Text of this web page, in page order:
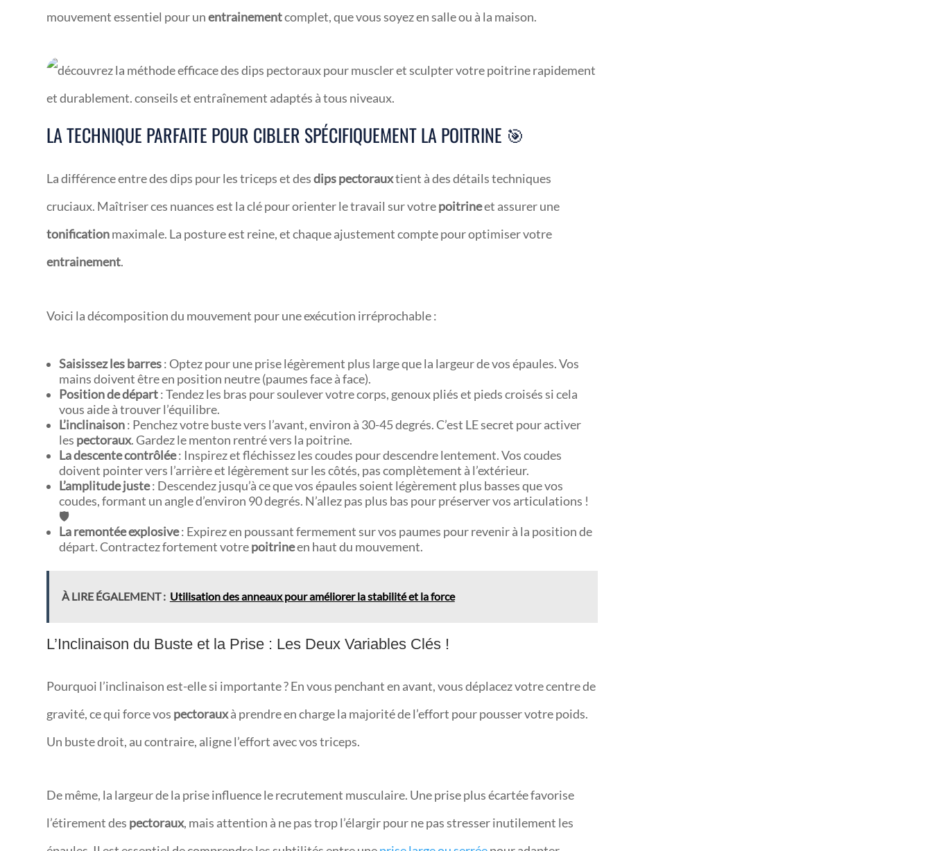
mouvement essentiel pour unentrainementcomplet, que vous soyez en salle ou à la maison.
LA TECHNIQUE PARFAITE POUR CIBLER SPÉCIFIQUEMENT LA POITRINE 🎯
La différence entre des dips pour les triceps et desdips pectorauxtient à des détails techniques
cruciaux. Maîtriser ces nuances est la clé pour orienter le travail sur votrepoitrineet assurer une
tonificationmaximale. La posture est reine, et chaque ajustement compte pour optimiser votre
entrainement.
Voici la décomposition du mouvement pour une exécution irréprochable :
Saisissez les barres: Optez pour une prise légèrement plus large que la largeur de vos épaules. Vos
mains doivent être en position neutre (paumes face à face).
Position de départ: Tendez les bras pour soulever votre corps, genoux pliés et pieds croisés si cela
vous aide à trouver l’équilibre.
L’inclinaison: Penchez votre buste vers l’avant, environ à 30-45 degrés. C’est LE secret pour activer
les pectoraux. Gardez le menton rentré vers la poitrine.
La descente contrôlée: Inspirez et fléchissez les coudes pour descendre lentement. Vos coudes
doivent pointer vers l’arrière et légèrement sur les côtés, pas complètement à l’extérieur.
L’amplitude juste: Descendez jusqu’à ce que vos épaules soient légèrement plus basses que vos
coudes, formant un angle d’environ 90 degrés. N’allez pas plus bas pour préserver vos articulations !
🛡️
La remontée explosive: Expirez en poussant fermement sur vos paumes pour revenir à la position de
départ. Contractez fortement votrepoitrineen haut du mouvement.
À LIRE ÉGALEMENT : Utilisation des anneaux pour améliorer la stabilité et la force
L’Inclinaison du Buste et la Prise : Les Deux Variables Clés !
Pourquoi l’inclinaison est-elle si importante ? En vous penchant en avant, vous déplacez votre centre de
gravité, ce qui force vos pectorauxà prendre en charge la majorité de l’effort pour pousser votre poids.
Un buste droit, au contraire, aligne l’effort avec vos triceps.
De même, la largeur de la prise influence le recrutement musculaire. Une prise plus écartée favorise
l’étirement des pectoraux, mais attention à ne pas trop l’élargir pour ne pas stresser inutilement les